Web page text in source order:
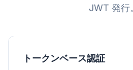
JWT 発行。
トークンベース認証